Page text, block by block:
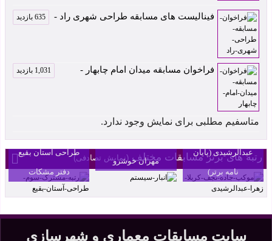
فینالیست های مسابقه طراحی شهری راد - 635 بازدید
فراخوان مسابقه میدان امام چابهار - 1,031 بازدید
متاسفیم مطلبی برای نمایش وجود ندارد.
رتبه های برتر مسابقات مختلف (نمایش تصادفی)
موکب جاده نجف-
عبدالرشیدی (پایان
نامه برتر)
انبار سیستم اثر
مهران خوشرو
طراحی آستان بقیع
دفتر مشکات
سایت مسابقات معماری و شهرسازی